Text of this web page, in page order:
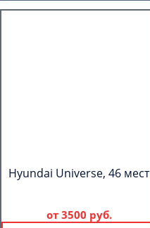
Hyundai Universe, 46 мест
от 3500 руб.